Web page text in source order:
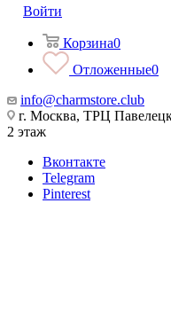
Войти
Корзина0
Отложенные0
info@charmstore.club
г. Москва, ТРЦ
2 этаж
Вконтакте
Telegram
Pinterest